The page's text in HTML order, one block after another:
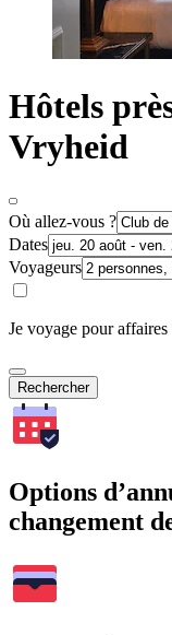
Hôtels
Vryheid
Où allez-vous ?
Dates
Voyageurs
Je voyage pour affaires
Rechercher
Options
changement